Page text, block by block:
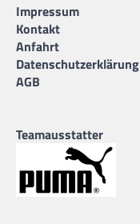
Impressum
Kontakt
Anfahrt
Datenschutzerklärung
AGB
Teamausstatter